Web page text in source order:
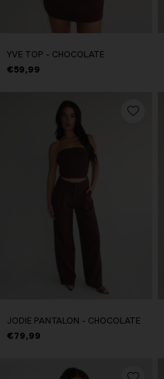
YVE TOP - CHOCOLATE
€59,99
JODIE PANTALON - CHOCOLATE
€79,99